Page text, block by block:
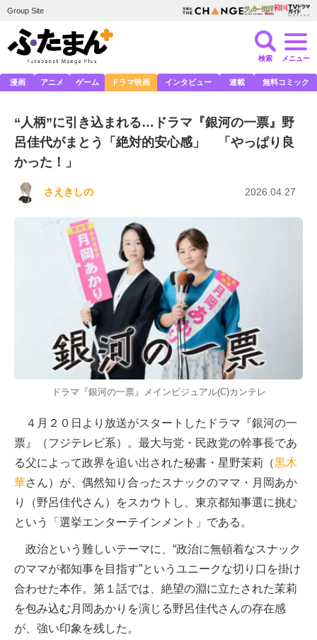
Group Site
検索 メニュー
漫画 アニメ ゲーム ドラマ映画 インタビュー 連載 無料コミック
“人柄”に引き込まれる…ドラマ『銀河の一票』野
呂佳代がまとう「絶対的安心感」 「やっぱり良
かった！」
さえきしの 2026.04.27
ドラマ『銀河の一票』メインビジュアル(C)カンテレ
４月２０日より放送がスタートしたドラマ『銀河の一
票』（フジテレビ系）。最大与党・民政党の幹事長であ
る父によって政界を追い出された秘書・星野茉莉（黒木
華さん）が、偶然知り合ったスナックのママ・月岡あか
り（野呂佳代さん）をスカウトし、東京都知事選に挑む
という「選挙エンターテインメント」である。
政治という難しいテーマに、“政治に無頓着なスナック
のママが都知事を目指す”というユニークな切り口を掛け
合わせた本作。第１話では、絶望の淵に立たされた茉莉
を包み込む月岡あかりを演じる野呂佳代さんの存在感
が、強い印象を残した。